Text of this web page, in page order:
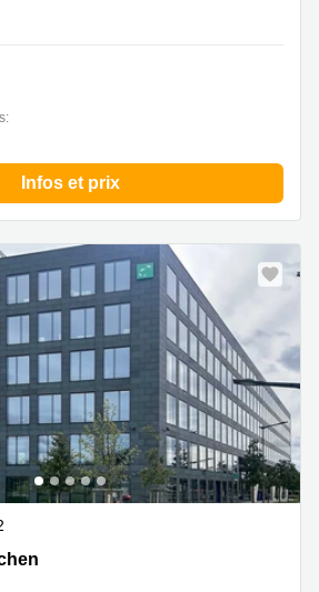
Infos et prix
sup> étage de
Kirchberg